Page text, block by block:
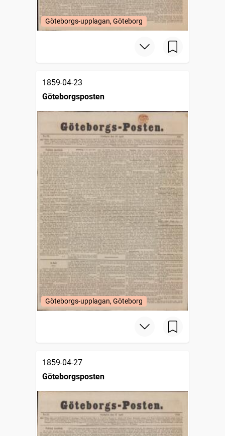
Göteborgs-upplagan, Göteborg
1859-04-23
Göteborgsposten
Göteborgs-upplagan, Göteborg
1859-04-27
Göteborgsposten